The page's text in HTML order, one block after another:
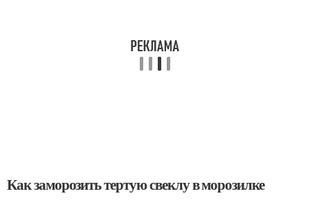
Как заморозить тертую свеклу в морозилке